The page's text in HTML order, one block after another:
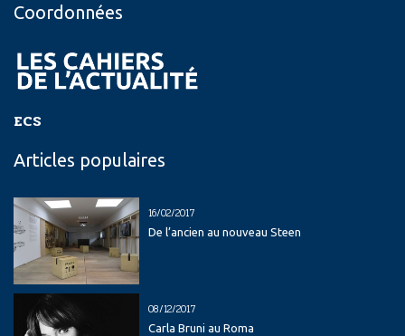
Coordonnées
ECS
Articles populaires
16/02/2017
De l’ancien au nouveau Steen
08/12/2017
Carla Bruni au Roma